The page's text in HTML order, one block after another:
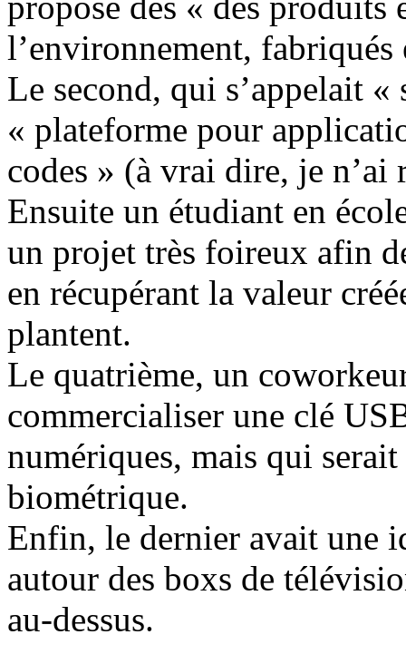
l’environnement,
Le second, qui s’appelait
« plateforme pour
codes » (à vrai dire, je n’ai
Ensuite un étudiant en
un projet très foireux afin
en récupérant la valeur
plantent.
Le quatrième, un
commercialiser une clé
numériques, mais qui
biométrique.
Enfin, le dernier avait une
autour des boxs de
au-dessus.